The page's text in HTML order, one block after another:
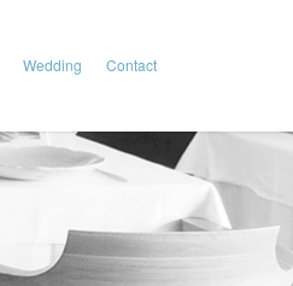
Wedding Contact